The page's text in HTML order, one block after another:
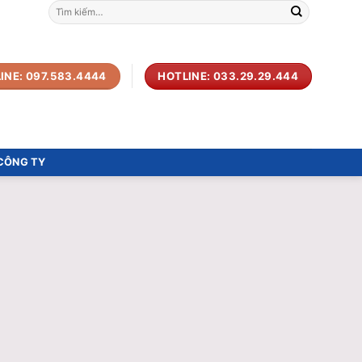
Tìm
kiếm:
097.583.4444 HOTLINE: 033.29.29.444
TY